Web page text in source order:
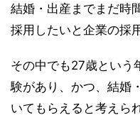
結婚・出産までまだ時
採用したいと企業の採
その中でも27歳という
験があり、かつ、結婚
いてもらえると考えら